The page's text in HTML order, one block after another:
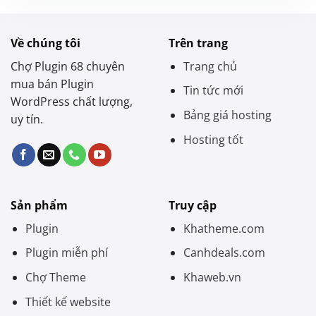
Về chúng tôi
Chợ Plugin 68 chuyên
mua bán Plugin
WordPress chất lượng,
uy tín.
Trên trang
Trang chủ
Tin tức mới
Bảng giá hosting
Hosting tốt
Sản phẩm
Plugin
Plugin miễn phí
Chợ Theme
Thiết kế website
Truy cập
Khatheme.com
Canhdeals.com
Khaweb.vn